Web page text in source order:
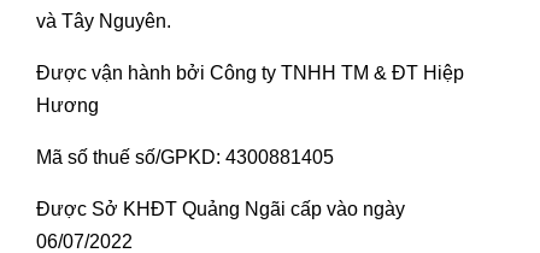
và Tây Nguyên.
Được vận hành bởi Công ty TNHH TM & ĐT Hiệp
Hương
Mã số thuế số/GPKD: 4300881405
Được Sở KHĐT Quảng Ngãi cấp vào ngày
06/07/2022